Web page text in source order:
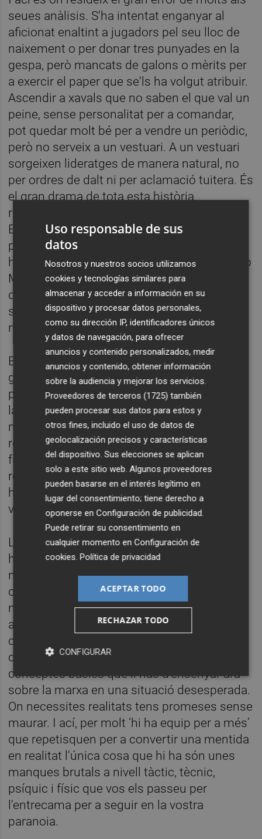
seues anàlisis. S'ha intentat enganyar al
aficionat enaltint a jugadors pel seu lloc de
naixement o per donar tres punyades en la
gespa, però mancats de galons o mèrits per
a exercir el paper que se'ls ha volgut atribuir.
Ascendir a xavals que no saben el que val un
peine, sense personalitat per a comandar,
pot quedar molt bé per a vendre un periòdic,
però no serveix a un vestuari. A un vestuari
sorgeixen lideratges de manera natural, no
per ordres de dalt ni per aclamació tuitera. És
el gran drama de tota esta història
representat a les llàgrimes de Paulista:
Estem davant un equip sense capitans. Sí,
pot ser que haja camarilles, però lo que
hauria d'haver és col·lectiu. Qui s'encara amb
Maxi sense acabar tombat a terra d'una
cabotà? Qui li retrau alguna cosa a Guedes
sense que se li riga a la cara? Ningú. Ni dins,
ni fora, ni dalt, ni baix.
Eixa és la qüestió. Que hi ha centenars de
gallines però cap gall. Com sentir ploure. I lo
pitjor no és açò, és que succeeix lo mateix a
la banqueta i al club. Una puta anarquia on
ningú comanda i ningú s'ha guanyat el
respecte de la resta. Un desistiment de
funcions en cadena que només pot fer
realitat els nostres pitjors malsons. Per això
hauríem de deixar d'enganyar-nos d'una
vegada.
L'altra cara de la moneda és la de confondre
highlights de Youtube amb ser futbolista. I
no, ni ser jove ni saber fer una rabona et
converteix en futbolista. Hem forçat la
màquina promocionant jugadors dos i tres
anys abans del que és degut, retallant
creixements d'altres que necessitaven una
cessió com el menjar per a aprendre
conceptes bàsics que li has d'ensenyar ara
sobre la marxa en una situació desesperada.
On necessites realitats tens promeses sense
maurar. I ací, per molt ‘hi ha equip per a més’
que repetisquen per a convertir una mentida
en realitat l'única cosa que hi ha són unes
manques brutals a nivell tàctic, tècnic,
psíquic i físic que vos els passeu per
l'entrecama per a seguir en la vostra
paranoia.
Uso responsable de sus
datos
Nosotros y nuestros socios utilizamos
cookies y tecnologías similares para
almacenar y acceder a información en su
dispositivo y procesar datos personales,
como su dirección IP, identificadores únicos
y datos de navegación, para ofrecer
anuncios y contenido personalizados, medir
anuncios y contenido, obtener información
sobre la audiencia y mejorar los servicios.
Proveedores de terceros (1725) también
pueden procesar sus datos para estos y
otros fines, incluido el uso de datos de
geolocalización precisos y características
del dispositivo. Sus elecciones se aplican
solo a este sitio web. Algunos proveedores
pueden basarse en el interés legítimo en
lugar del consentimiento; tiene derecho a
oponerse enConfiguración de publicidad.
Puede retirar su consentimiento en
cualquier momento enConfiguración de
cookies.Política de privacidad
ACEPTAR TODO
RECHAZAR TODO
CONFIGURAR